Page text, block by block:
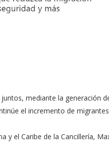
mediante la generación
el incremento de
y el Caribe de la Cancillería,